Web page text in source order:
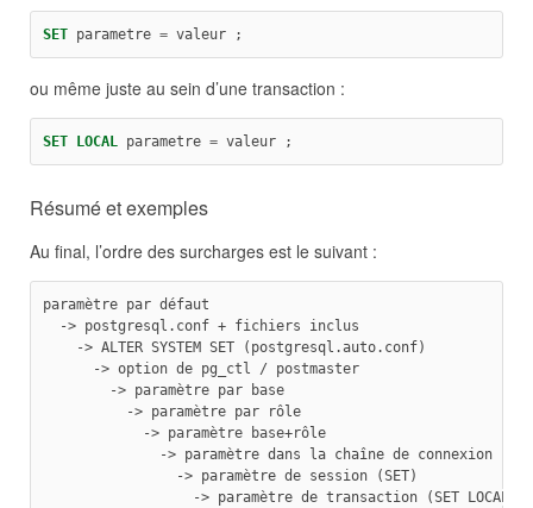
SET parametre = valeur ;
ou même juste au sein d’une transaction :
SET LOCAL parametre = valeur ;
Résumé et exemples
Au final, l’ordre des surcharges est le suivant :
paramètre par défaut
  -> postgresql.conf + fichiers inclus
    -> ALTER SYSTEM SET (postgresql.auto.conf)
      -> option de pg_ctl / postmaster
        -> paramètre par base
          -> paramètre par rôle
            -> paramètre base+rôle
              -> paramètre dans la chaîne de connexion
                -> paramètre de session (SET)
                  -> paramètre de transaction (SET LOCAL)